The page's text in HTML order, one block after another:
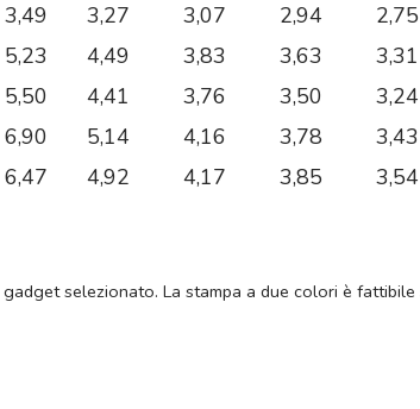
3,49 3,27 3,07 2,94 2,75
5,23 4,49 3,83 3,63 3,31
5,50 4,41 3,76 3,50 3,24
6,90 5,14 4,16 3,78 3,43
6,47 4,92 4,17 3,85 3,54
selezionato. La stampa a due colori è